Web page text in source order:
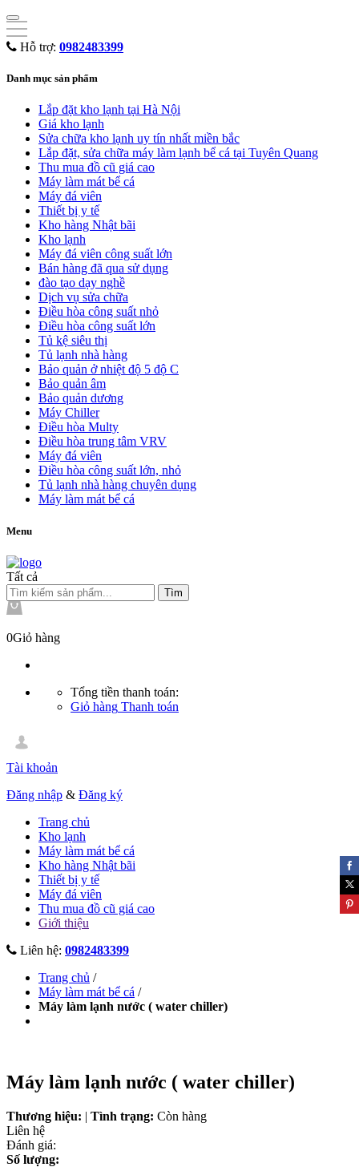
Hỗ trợ: 0982483399
Danh mục sản phẩm
Lắp đặt kho lạnh tại Hà Nội
Giá kho lạnh
Sửa chữa kho lạnh uy tín nhất miền bắc
Lắp đặt, sửa chữa máy làm lạnh bể cá tại Tuyên Quang
Thu mua đồ cũ giá cao
Máy làm mát bể cá
Máy đá viên
Thiết bị y tế
Kho hàng Nhật bãi
Kho lạnh
Máy đá viên công suất lớn
Bán hàng đã qua sử dụng
đào tạo dạy nghề
Dịch vụ sửa chữa
Điều hòa công suất nhỏ
Điều hòa công suất lớn
Tủ kệ siêu thị
Tủ lạnh nhà hàng
Bảo quản ở nhiệt độ 5 độ C
Bảo quản âm
Bảo quản dương
Máy Chiller
Điều hòa Multy
Điều hòa trung tâm VRV
Máy đá viên
Điều hòa công suất lớn, nhỏ
Tủ lạnh nhà hàng chuyên dụng
Máy làm mát bể cá
Menu
Tất cả
Tìm
0Giỏ hàng
Tổng tiền thanh toán:
Giỏ hàng Thanh toán
Tài khoản
Đăng nhập & Đăng ký
Trang chủ
Kho lạnh
Máy làm mát bể cá
Kho hàng Nhật bãi
Thiết bị y tế
Máy đá viên
Thu mua đồ cũ giá cao
Giới thiệu
Liên hệ: 0982483399
Trang chủ /
Máy làm mát bể cá /
Máy làm lạnh nước ( water chiller)
Máy làm lạnh nước ( water chiller)
Thương hiệu: | Tình trạng: Còn hàng
Liên hệ
Đánh giá:
Số lượng: